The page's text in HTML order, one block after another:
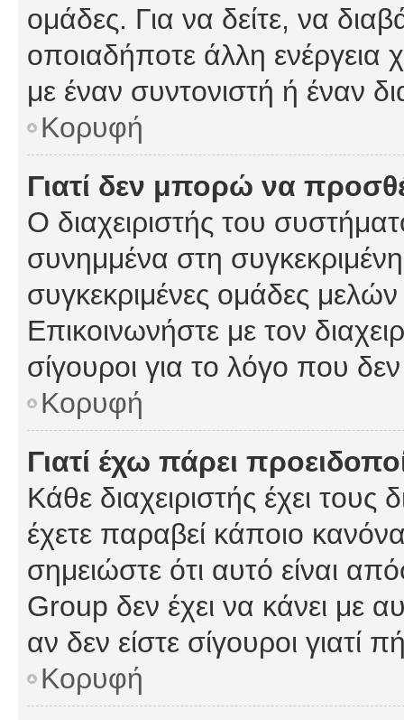
ομάδες. Για να δείτε, να
οποιαδήποτε άλλη ενέργεια
με έναν συντονιστή ή έναν
Κορυφή
Γιατί δεν μπορώ να
Ο διαχειριστής του
συνημμένα στη
συγκεκριμένες ομάδες
Επικοινωνήστε με τον
σίγουροι για το λόγο που
Κορυφή
Γιατί έχω πάρει
Κάθε διαχειριστής έχει
έχετε παραβεί κάποιο
σημειώστε ότι αυτό είναι
Group δεν έχει να κάνει με
αν δεν είστε σίγουροι γιατί
Κορυφή